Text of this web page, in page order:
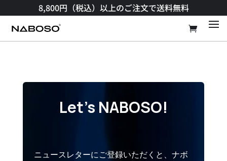
8,800円（税込）以上のご注文で送料無料​
Let’s NABOSO!
ニュースレターにご登録いただくと、ナボ